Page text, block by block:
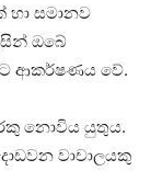
හා සමානව
ඔබේ
ආකර්ෂණය වේ.
නොවිය යුතුය.
වාචාලයකු